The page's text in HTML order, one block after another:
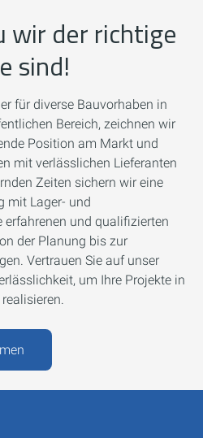
wir der richtige
sind!
für diverse Bauvorhaben in
Bereich, zeichnen wir
Position am Markt und
mit verlässlichen Lieferanten
Zeiten sichern wir eine
mit Lager- und
erfahrenen und qualifizierten
der Planung bis zur
Vertrauen Sie auf unser
um Ihre Projekte in